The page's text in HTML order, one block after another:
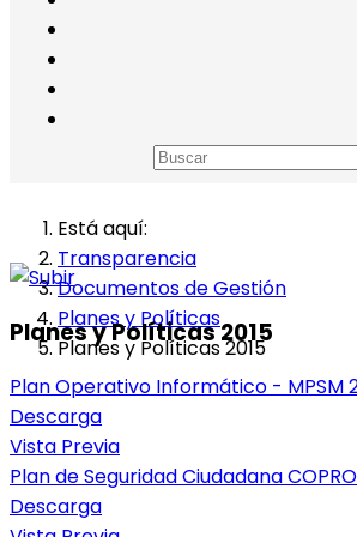
Está aquí:
Transparencia
Documentos de Gestión
Planes y Políticas
Planes y Políticas 2015
Planes y Políticas 2015
Plan Operativo Informático - MPSM
Descarga
Vista Previa
Plan de Seguridad Ciudadana
Descarga